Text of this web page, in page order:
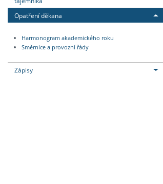
Opatření děkana
Harmonogram akademického roku
Směrnice a provozní řády
Zápisy